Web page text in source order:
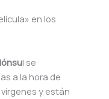
en los
l se
a la hora de
y están